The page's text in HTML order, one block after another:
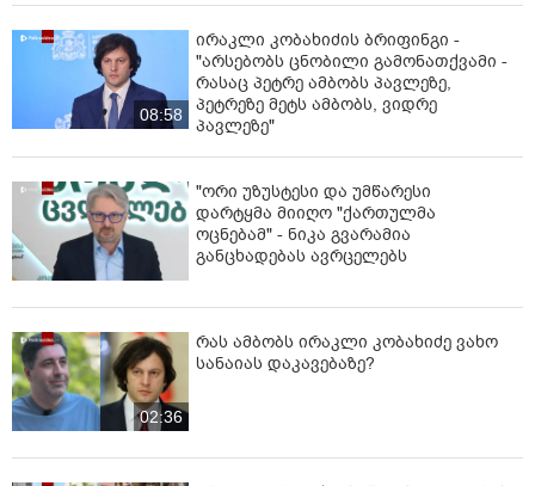
08:58
ირაკლი კობახიძის ბრიფინგი -
"არსებობს ცნობილი გამონათქვამი -
რასაც პეტრე ამბობს პავლეზე,
პეტრეზე მეტს ამბობს, ვიდრე
პავლეზე"
"ორი უზუსტესი და უმწარესი
დარტყმა მიიღო "ქართულმა
ოცნებამ" - ნიკა გვარამია
განცხადებას ავრცელებს
02:36
რას ამბობს ირაკლი კობახიძე ვახო
სანაიას დაკავებაზე?